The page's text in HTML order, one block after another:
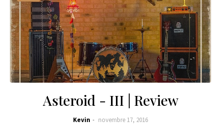
Asteroid - III | Review
Kevin novembre 17, 2016